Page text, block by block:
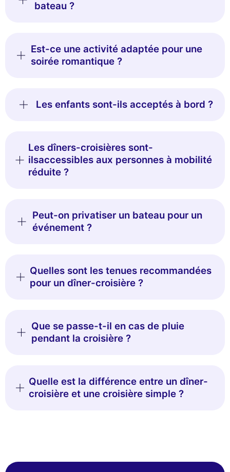
bateau ?
Est-ce une activité adaptée pour une
soirée romantique ?
Les enfants sont-ils acceptés à bord ?
Les dîners-croisières sont-
ilsaccessibles aux personnes à mobilité
réduite ?
Peut-on privatiser un bateau pour un
événement ?
Quelles sont les tenues recommandées
pour un dîner-croisière ?
Que se passe-t-il en cas de pluie
pendant la croisière ?
Quelle est la différence entre un dîner-
croisière et une croisière simple ?